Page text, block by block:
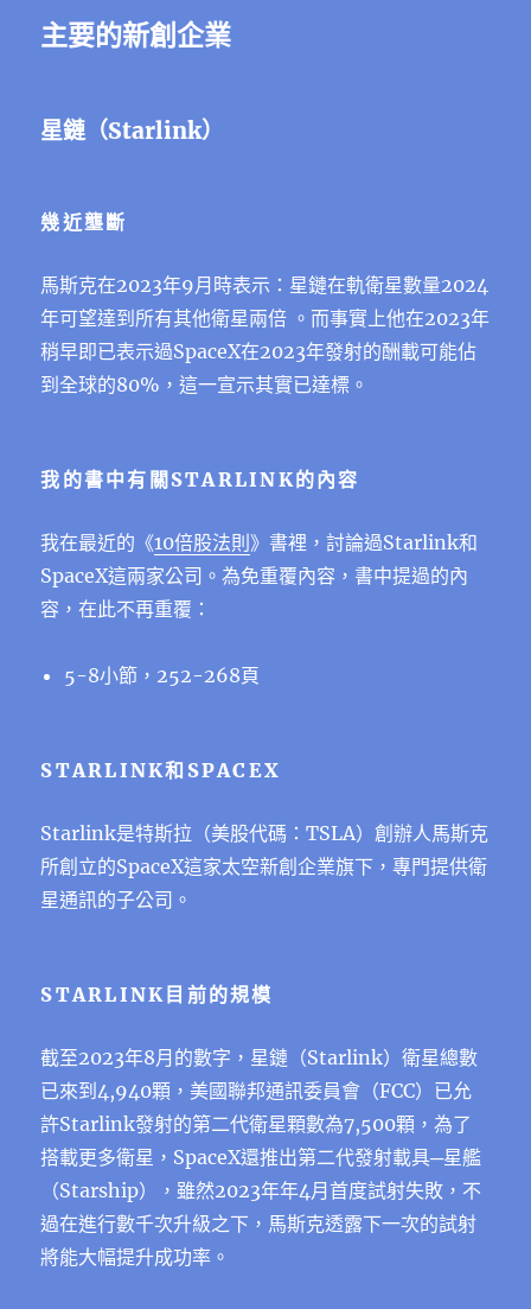
主要的新創企業
星鏈（Starlink）
幾近壟斷
馬斯克在2023年9月時表示：星鏈在軌衛星數量2024
年可望達到所有其他衛星兩倍 。而事實上他在2023年
稍早即已表示過SpaceX在2023年發射的酬載可能佔
到全球的80%，這一宣示其實已達標。
我的書中有關STARLINK的內容
我在最近的《10倍股法則》書裡，討論過Starlink和
SpaceX這兩家公司。為免重覆內容，書中提過的內
容，在此不再重覆：
5-8小節，252-268頁
STARLINK和SPACEX
Starlink是特斯拉（美股代碼：TSLA）創辦人馬斯克
所創立的SpaceX這家太空新創企業旗下，專門提供衛
星通訊的子公司。
STARLINK目前的規模
截至2023年8月的數字，星鏈（Starlink）衛星總數
已來到4,940顆，美國聯邦通訊委員會（FCC）已允
許Starlink發射的第二代衛星顆數為7,500顆，為了
搭載更多衛星，SpaceX還推出第二代發射載具─星艦
（Starship），雖然2023年年4月首度試射失敗，不
過在進行數千次升級之下，馬斯克透露下一次的試射
將能大幅提升成功率。